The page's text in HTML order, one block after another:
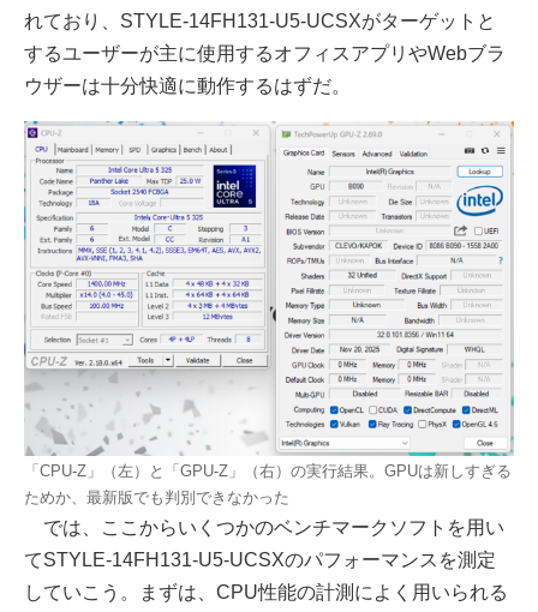
れており、STYLE-14FH131-U5-UCSXがターゲットと
するユーザーが主に使用するオフィスアプリやWebブラ
ウザーは十分快適に動作するはずだ。
「CPU-Z」（左）と「GPU-Z」（右）の実行結果。GPUは新しすぎる
ためか、最新版でも判別できなかった
では、ここからいくつかのベンチマークソフトを用い
てSTYLE-14FH131-U5-UCSXのパフォーマンスを測定
していこう。まずは、CPU性能の計測によく用いられる